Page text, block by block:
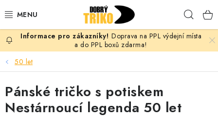
na
PRO ŽENY
PRO MUŽE
PRO DĚTI
Doprava na PPL výdejní místa
a do PPL boxů zdarma!
50 let
Pánské tričko s potiskem
Nestárnoucí legenda 50 let